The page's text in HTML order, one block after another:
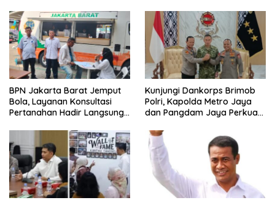
BPN Jakarta Barat Jemput
Bola, Layanan Konsultasi
Pertanahan Hadir Langsung
Kunjungi Dankorps Brimob
Polri, Kapolda Metro Jaya
dan Pangdam Jaya Perkuat